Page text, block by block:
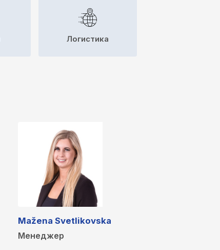
Логистика
Mažena Svetlikovska
Менеджер